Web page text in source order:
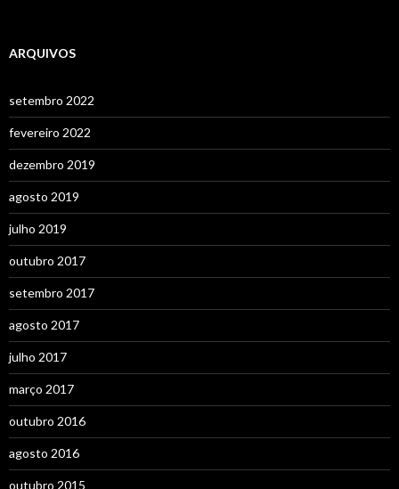
ARQUIVOS
setembro 2022
fevereiro 2022
dezembro 2019
agosto 2019
julho 2019
outubro 2017
setembro 2017
agosto 2017
julho 2017
março 2017
outubro 2016
agosto 2016
outubro 2015